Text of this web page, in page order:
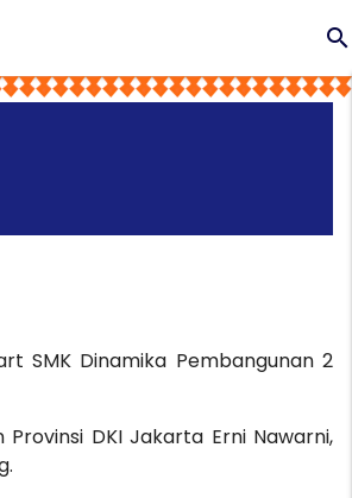
search
SMK Dinamika Pembangunan 2
DKI Jakarta Erni Nawarni,